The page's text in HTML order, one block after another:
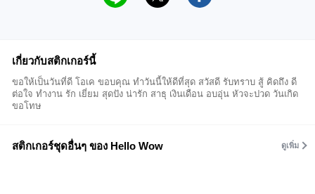
เกี่ยวกับสติกเกอร์นี้
ขอให้เป็นวันที่ดี โอเค ขอบคุณ ทำวันนี้ให้ดีที่สุด สวัสดี รับทราบ สู้ คิดถึง ดี
ต่อใจ ทำงาน รัก เยี่ยม สุดปัง น่ารัก สาธุ เงินเดือน อบอุ่น หัวจะปวด วันเกิด
ขอโทษ
สติกเกอร์ชุดอื่นๆ ของ Hello Wow ดูเพิ่ม